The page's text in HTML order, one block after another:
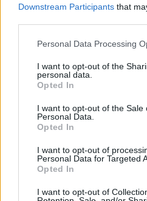
Downstream Participants that
Personal Data Processing
I want to opt-out of the
personal data.
Opted In
I want to opt-out of the Sale
Personal Data.
Opted In
I want to opt-out of
Personal Data for Targeted
Opted In
I want to opt-out of
południu, by zaspokoić popyt.
Skala wyzwania jest paraliżująca.
transmisyjnych, niż zbudowano
infrastruktury zajmuje tam
wdrożenia drastycznych planów
o połowę.
Lekcja dla nas jest oczywista.
na Bałtyku i pierwszą
podczas gdy nasz